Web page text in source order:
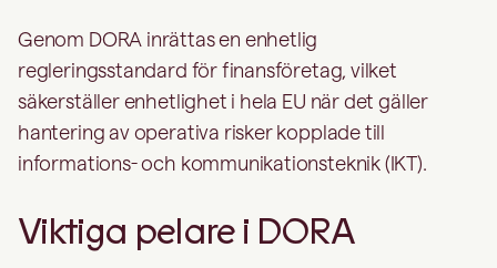
Genom DORA inrättas en enhetlig
regleringsstandard för finansföretag, vilket
säkerställer enhetlighet i hela EU när det gäller
hantering av operativa risker kopplade till
informations- och kommunikationsteknik (IKT).
Viktiga pelare i DORA